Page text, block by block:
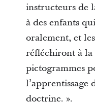
instructeurs de
à des enfants
oralement, et
réfléchiront à la
pictogrammes
l’apprentissage
doctrine. ».